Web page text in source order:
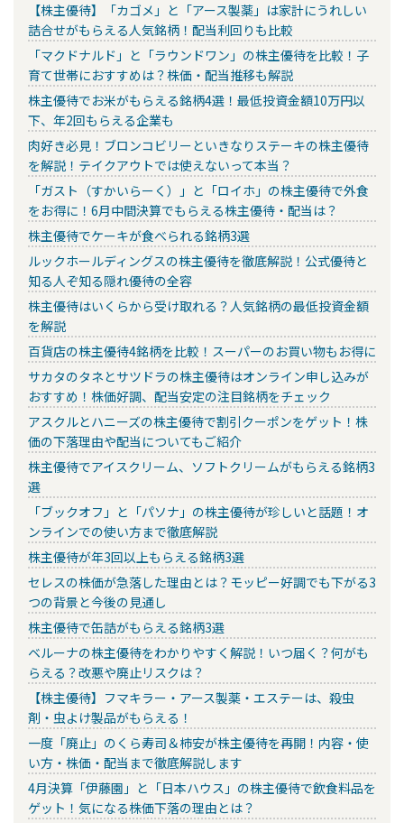
【株主優待】「カゴメ」と「アース製薬」は家計にうれしい
詰合せがもらえる人気銘柄！配当利回りも比較
「マクドナルド」と「ラウンドワン」の株主優待を比較！子
育て世帯におすすめは？株価・配当推移も解説
株主優待でお米がもらえる銘柄4選！最低投資金額10万円以
下、年2回もらえる企業も
肉好き必見！ブロンコビリーといきなりステーキの株主優待
を解説！テイクアウトでは使えないって本当？
「ガスト（すかいらーく）」と「ロイホ」の株主優待で外食
をお得に！6月中間決算でもらえる株主優待・配当は？
株主優待でケーキが食べられる銘柄3選
ルックホールディングスの株主優待を徹底解説！公式優待と
知る人ぞ知る隠れ優待の全容
株主優待はいくらから受け取れる？人気銘柄の最低投資金額
を解説
百貨店の株主優待4銘柄を比較！スーパーのお買い物もお得に
サカタのタネとサツドラの株主優待はオンライン申し込みが
おすすめ！株価好調、配当安定の注目銘柄をチェック
アスクルとハニーズの株主優待で割引クーポンをゲット！株
価の下落理由や配当についてもご紹介
株主優待でアイスクリーム、ソフトクリームがもらえる銘柄3
選
「ブックオフ」と「パソナ」の株主優待が珍しいと話題！オ
ンラインでの使い方まで徹底解説
株主優待が年3回以上もらえる銘柄3選
セレスの株価が急落した理由とは？モッピー好調でも下がる3
つの背景と今後の見通し
株主優待で缶詰がもらえる銘柄3選
ベルーナの株主優待をわかりやすく解説！いつ届く？何がも
らえる？改悪や廃止リスクは？
【株主優待】フマキラー・アース製薬・エステーは、殺虫
剤・虫よけ製品がもらえる！
一度「廃止」のくら寿司＆柿安が株主優待を再開！内容・使
い方・株価・配当まで徹底解説します
4月決算「伊藤園」と「日本ハウス」の株主優待で飲食料品を
ゲット！気になる株価下落の理由とは？